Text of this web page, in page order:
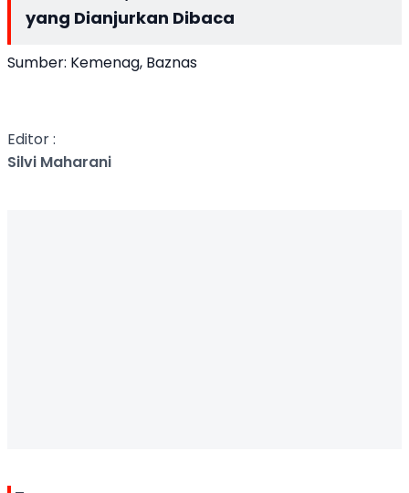
yang Dianjurkan Dibaca
Sumber: Kemenag, Baznas
Editor :
Silvi Maharani